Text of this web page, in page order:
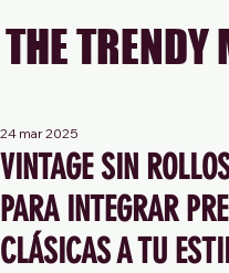
THE TRENDY
VINTAGE SIN
PARA INTEGRAR
CLÁSICAS A TU
24 mar 2025